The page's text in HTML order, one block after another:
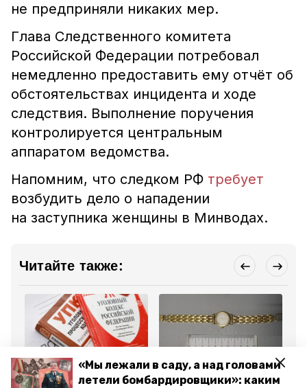
«Мы лежали в саду, а над головами
летели бомбардировщики»: каким
не предприняли никаких мер.
Глава Следственного комитета
Российской Федерации потребовал
немедленно предоставить ему отчёт об
обстоятельствах инцидента и ходе
следствия. Выполнение поручения
контролируется центральным
аппаратом ведомства.
Напомним, что следком РФ требует
возбудить дело о нападении
на заступника женщины в Минводах.
Читайте также:
Происшествия
16 июля 2025, 14:18
Происшествия
17 июня 2025, 15:43